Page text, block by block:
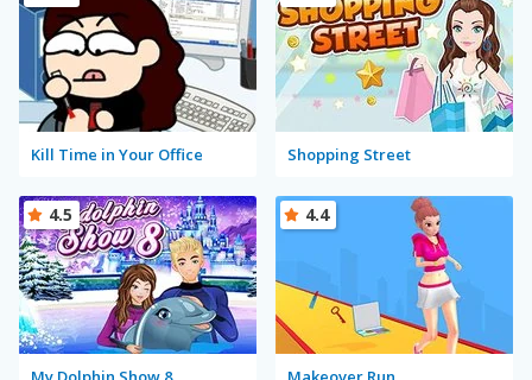
Kill Time in Your Office Shopping Street
4.5 4.4